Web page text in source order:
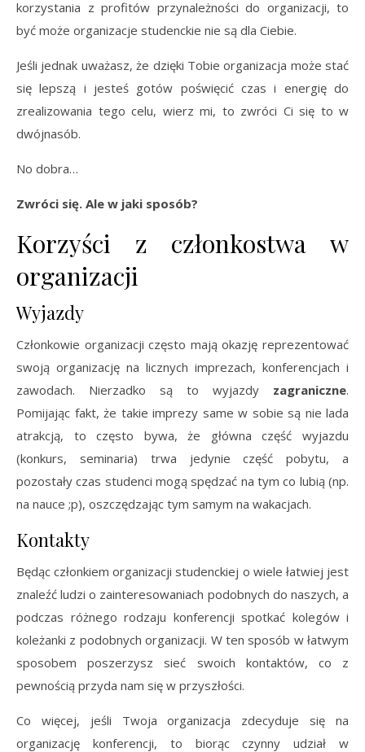
korzystania z profitów przynależności do organizacji, to
być może organizacje studenckie nie są dla Ciebie.
Jeśli jednak uważasz, że dzięki Tobie organizacja może stać
się lepszą i jesteś gotów poświęcić czas i energię do
zrealizowania tego celu, wierz mi, to zwróci Ci się to w
dwójnasób.
No dobra…
Zwróci się. Ale w jaki sposób?
Korzyści z członkostwa w
organizacji
Wyjazdy
Członkowie organizacji często mają okazję reprezentować
swoją organizację na licznych imprezach, konferencjach i
zawodach. Nierzadko są to wyjazdy zagraniczne.
Pomijając fakt, że takie imprezy same w sobie są nie lada
atrakcją, to często bywa, że główna część wyjazdu
(konkurs, seminaria) trwa jedynie część pobytu, a
pozostały czas studenci mogą spędzać na tym co lubią (np.
na nauce ;p), oszczędzając tym samym na wakacjach.
Kontakty
Będąc członkiem organizacji studenckiej o wiele łatwiej jest
znaleźć ludzi o zainteresowaniach podobnych do naszych, a
podczas różnego rodzaju konferencji spotkać kolegów i
koleżanki z podobnych organizacji. W ten sposób w łatwym
sposobem poszerzysz sieć swoich kontaktów, co z
pewnością przyda nam się w przyszłości.
Co więcej, jeśli Twoja organizacja zdecyduje się na
organizację konferencji, to biorąc czynny udział w